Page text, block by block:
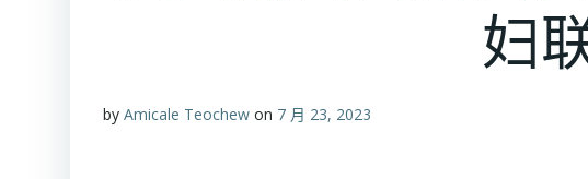
妇
by Amicale Teochew on 7 月 23, 2023